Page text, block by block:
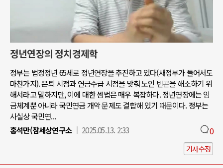
정년연장의 정치경제학
정부는 법정정년 65세로 정년연장을 추진하고 있다(새정부가 들어서도
마찬가지). 은퇴 시점과 연금수급 시점을 맞춰 노인 빈곤을 해소하기 위
해서라고 말하지만, 이에 대한 셈법은 매우 복잡하다. 정년연장에는 임
금체계뿐 아니라 국민연금 개악 문제도 결합해 있기 때문이다. 정부는
사실상 국민연...
홍석만(참세상연구소
2025.05.13. 2:33 0
기사수정